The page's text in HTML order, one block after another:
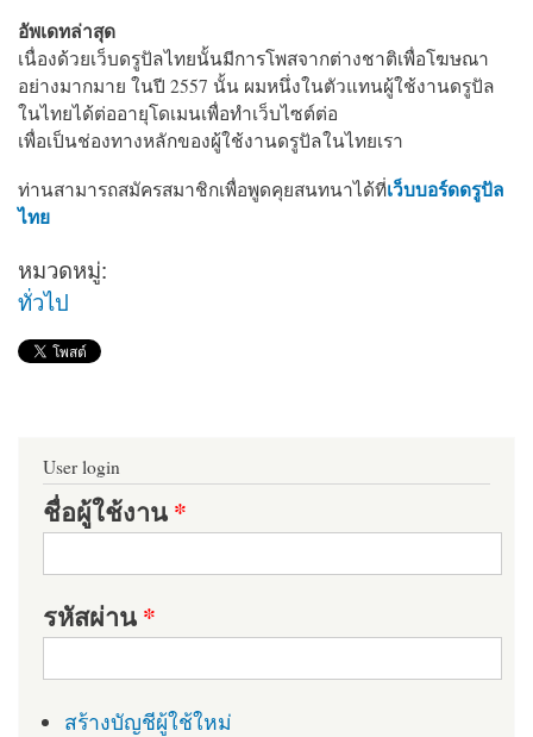
อัพเดทล่าสุด
เนื่องด้วยเว็บดรูปัลไทยนั้นมีการโพสจากต่างชาติเพื่อโฆษณา
อย่างมากมาย ในปี 2557 นั้น ผมหนึ่งในตัวแทนผู้ใช้งานดรูปัล
ในไทยได้ต่ออายุโดเมนเพื่อทำเว็บไซต์ต่อ
เพื่อเป็นช่องทางหลักของผู้ใช้งานดรูปัลในไทยเรา
ท่านสามารถสมัครสมาชิกเพื่อพูดคุยสนทนาได้ที่เว็บบอร์ดดรูปัล
ไทย
หมวดหมู่:
ทั่วไป
User login
ชื่อผู้ใช้งาน*
รหัสผ่าน*
สร้างบัญชีผู้ใช้ใหม่